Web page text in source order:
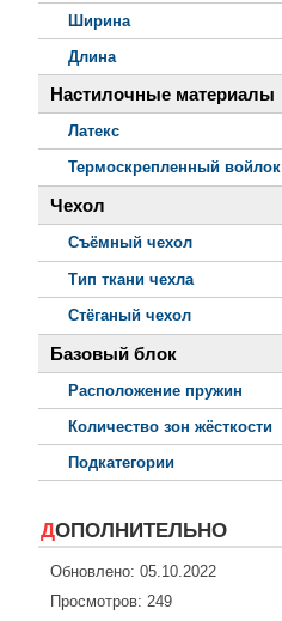
Ширина
Длина
Настилочные материалы
Латекс
Термоскрепленный войлок
Чехол
Съёмный чехол
Тип ткани чехла
Стёганый чехол
Базовый блок
Расположение пружин
Количество зон жёсткости
Подкатегории
ДОПОЛНИТЕЛЬНО
Обновлено: 05.10.2022
Просмотров: 249